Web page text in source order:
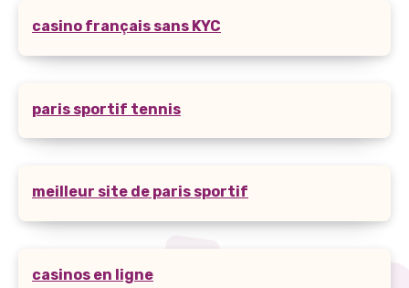
casino français sans KYC
paris sportif tennis
meilleur site de paris sportif
casinos en ligne